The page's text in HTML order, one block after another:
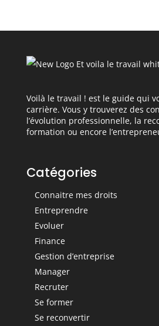
Voilà le travail ! est le guide qui
carrière. Vous y trouverez des
l’évolution professionnelle, la
formation ou encore
Catégories
Connaitre mes droits
Entreprendre
Evoluer
Finance
Gestion d’entreprise
Manager
Recruter
Se former
Se reconvertir